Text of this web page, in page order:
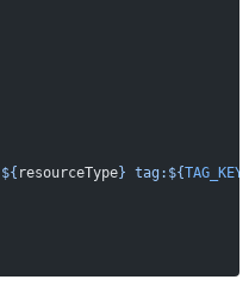
resourceType} tag:${TAG_KEY